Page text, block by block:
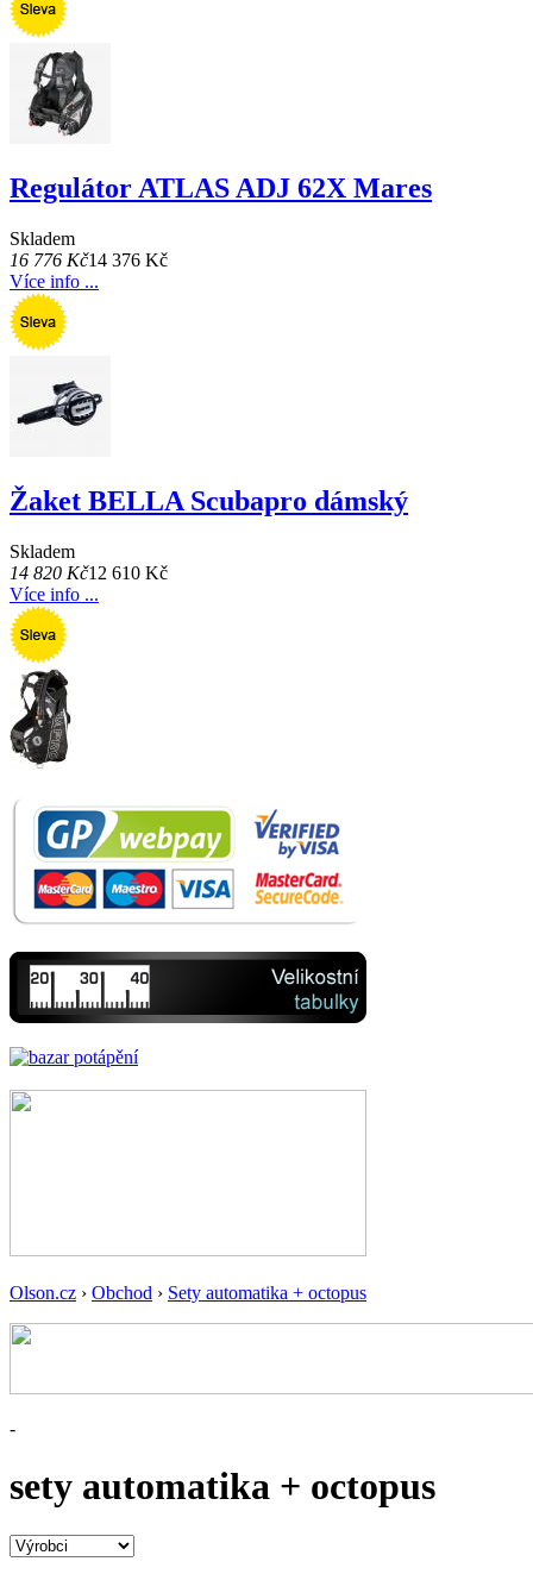
Regulátor ATLAS ADJ 62X Mares
Skladem
16 776 Kč14 376 Kč
Více info ...
Žaket BELLA Scubapro dámský
Skladem
14 820 Kč12 610 Kč
Více info ...
Olson.cz › Obchod › Sety automatika + octopus
-
sety automatika + octopus